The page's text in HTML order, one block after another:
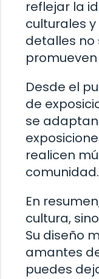
reflejar la
culturales
detalles no
Desde el
de
se
realicen
comunidad.
En
cultura,
Su diseño
amantes
puedes